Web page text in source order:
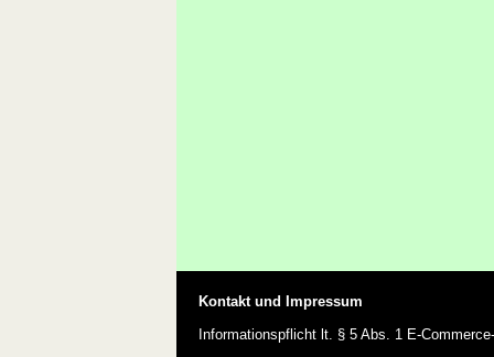
Kontakt und Impressum
Informationspflicht lt. § 5 Abs. 1 E-